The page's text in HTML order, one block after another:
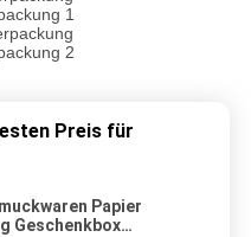
Preis für
Papier
Geschenkbox